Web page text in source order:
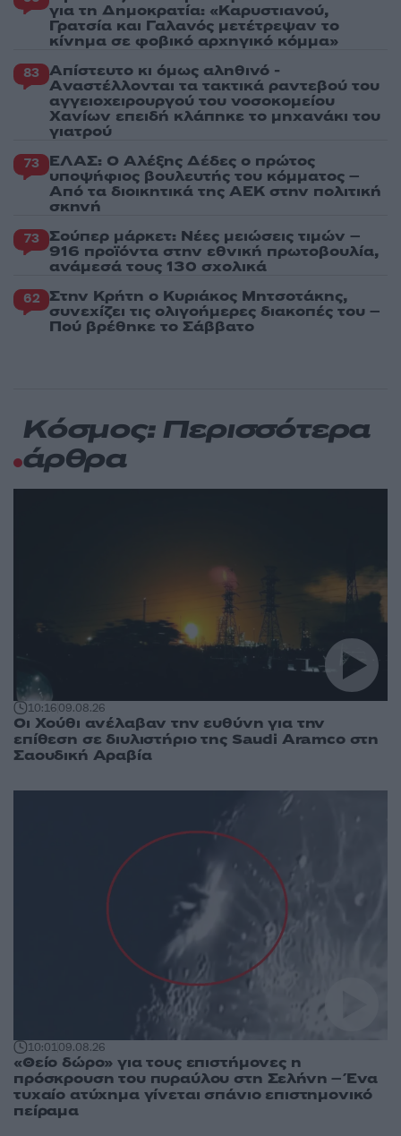
για τη Δημοκρατία: «Καρυστιανού,
Γρατσία και Γαλανός μετέτρεψαν το
κίνημα σε φοβικό αρχηγικό κόμμα»
83 Απίστευτο κι όμως αληθινό -
Aναστέλλονται τα τακτικά ραντεβού του
αγγειοχειρουργού του νοσοκομείου
Χανίων επειδή κλάπηκε το μηχανάκι του
γιατρού
73 ΕΛΑΣ: Ο Αλέξης Δέδες ο πρώτος
υποψήφιος βουλευτής του κόμματος –
Από τα διοικητικά της ΑΕΚ στην πολιτική
σκηνή
73 Σούπερ μάρκετ: Νέες μειώσεις τιμών –
916 προϊόντα στην εθνική πρωτοβουλία,
ανάμεσά τους 130 σχολικά
62 Στην Κρήτη ο Κυριάκος Μητσοτάκης,
συνεχίζει τις ολιγοήμερες διακοπές του –
Πού βρέθηκε το Σάββατο
Κόσμος: Περισσότερα
άρθρα
10:1609.08.26
Οι Χούθι ανέλαβαν την ευθύνη για την
επίθεση σε διυλιστήριο της Saudi Aramco στη
Σαουδική Αραβία
10:0109.08.26
«Θείο δώρο» για τους επιστήμονες η
πρόσκρουση του πυραύλου στη Σελήνη – Ένα
τυχαίο ατύχημα γίνεται σπάνιο επιστημονικό
πείραμα